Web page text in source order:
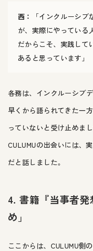
西：
「インクルーシ
が、実際にやっている
だからこそ、実践して
あると思っています」
各務は、インクルーシブ
早くから語られてきた一
っていないと受け止めま
CULUMUの出会いには、
だと話しました。
4. 書籍『当事者
め」
ここからは、CULUMU側